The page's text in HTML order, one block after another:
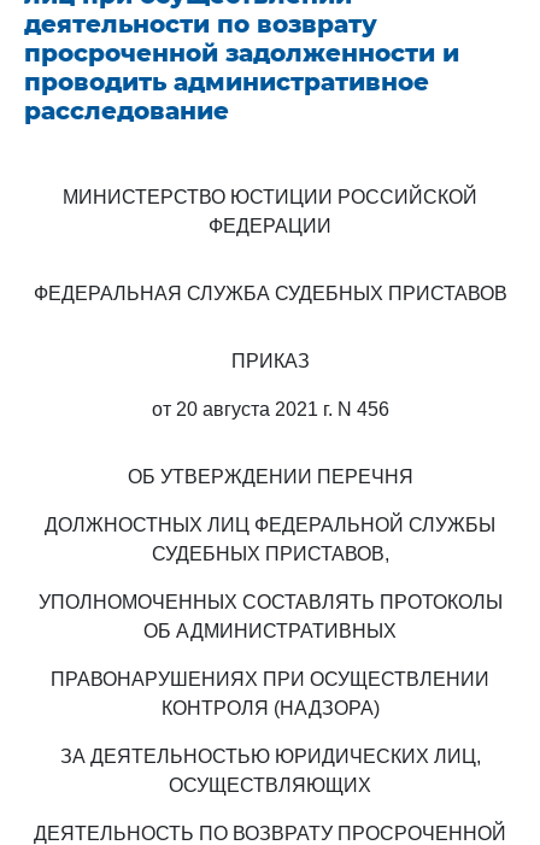
деятельности по возврату
просроченной задолженности и
проводить административное
расследование
МИНИСТЕРСТВО ЮСТИЦИИ РОССИЙСКОЙ
ФЕДЕРАЦИИ
ФЕДЕРАЛЬНАЯ СЛУЖБА СУДЕБНЫХ ПРИСТАВОВ
ПРИКАЗ
от 20 августа 2021 г. N 456
ОБ УТВЕРЖДЕНИИ ПЕРЕЧНЯ
ДОЛЖНОСТНЫХ ЛИЦ ФЕДЕРАЛЬНОЙ СЛУЖБЫ
СУДЕБНЫХ ПРИСТАВОВ,
УПОЛНОМОЧЕННЫХ СОСТАВЛЯТЬ ПРОТОКОЛЫ
ОБ АДМИНИСТРАТИВНЫХ
ПРАВОНАРУШЕНИЯХ ПРИ ОСУЩЕСТВЛЕНИИ
КОНТРОЛЯ (НАДЗОРА)
ЗА ДЕЯТЕЛЬНОСТЬЮ ЮРИДИЧЕСКИХ ЛИЦ,
ОСУЩЕСТВЛЯЮЩИХ
ДЕЯТЕЛЬНОСТЬ ПО ВОЗВРАТУ ПРОСРОЧЕННОЙ